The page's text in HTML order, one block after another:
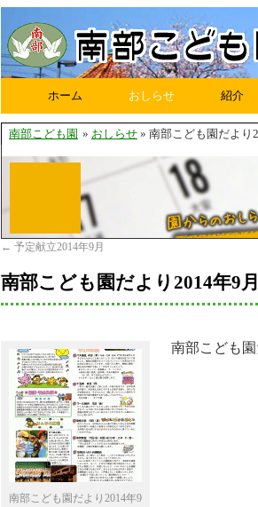
ホーム おしらせ 紹介
南部こども園 » おしらせ » 南部こども園だより
← 予定献立2014年9月
南部こども園だより2014年9月
南部こども園だより2014年9
南部こども園